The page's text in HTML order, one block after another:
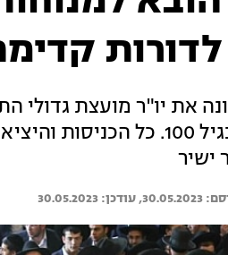
את יו"ר מועצת גדולי
הליטאי-חרדי, שהלך לעולמו בגיל
ישיר
30.05.2023
30.05.2023